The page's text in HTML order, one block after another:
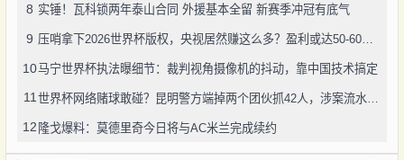
8 实锤！瓦科锁两年泰山合同 外援基本全留 新赛季冲冠有底气
9 压哨拿下2026世界杯版权，央视居然赚这么多？盈利或达50-60亿！
10马宁世界杯执法曝细节：裁判视角摄像机的抖动，靠中国技术搞定
11
12 隆戈爆料：莫德里奇今日将与AC米兰完成续约